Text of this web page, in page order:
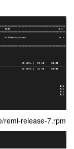
remi-release-7.rpm